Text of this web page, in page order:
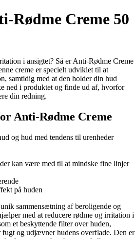
Rødme Creme 50
i ansigtet? Så er Anti-Rødme Creme
creme er specielt udviklet til at
samtidig med at den holder din hud
ned i produktet og finde ud af, hvorfor
din redning.
Anti-Rødme Creme
og hud med tendens til urenheder
kan være med til at mindske fine linjer
på huden
sammensætning af beroligende og
med at reducere rødme og irritation i
et beskyttende filter over huden,
og udjævner hudens overflade. Den er